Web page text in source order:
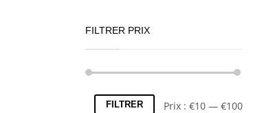
FILTRER PRIX
FILTRER Prix :€10 —€100